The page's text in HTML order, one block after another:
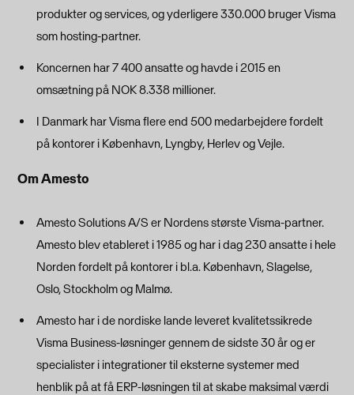
produkter og services, og yderligere 330.000 bruger Visma
som hosting-partner.
Koncernen har 7 400 ansatte og havde i 2015 en
omsætning på NOK 8.338 millioner.
I Danmark har Visma flere end 500 medarbejdere fordelt
på kontorer i København, Lyngby, Herlev og Vejle.
Om Amesto
Amesto Solutions A/S er Nordens største Visma-partner.
Amesto blev etableret i 1985 og har i dag 230 ansatte i hele
Norden fordelt på kontorer i bl.a. København, Slagelse,
Oslo, Stockholm og Malmø.
Amesto har i de nordiske lande leveret kvalitetssikrede
Visma Business-løsninger gennem de sidste 30 år og er
specialister i integrationer til eksterne systemer med
henblik på at få ERP-løsningen til at skabe maksimal værdi